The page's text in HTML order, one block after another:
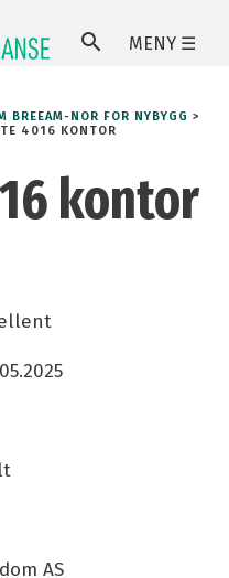
MENY ☰
BREEAM-NOR FOR NYBYGG >
4016 KONTOR
kontor
AS